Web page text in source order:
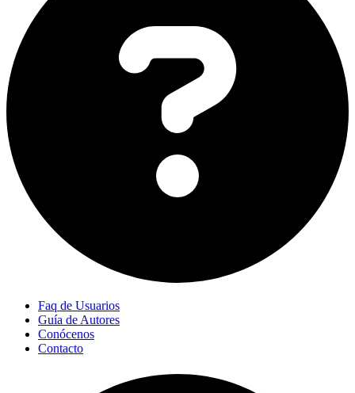
Faq de Usuarios
Guía de Autores
Conócenos
Contacto